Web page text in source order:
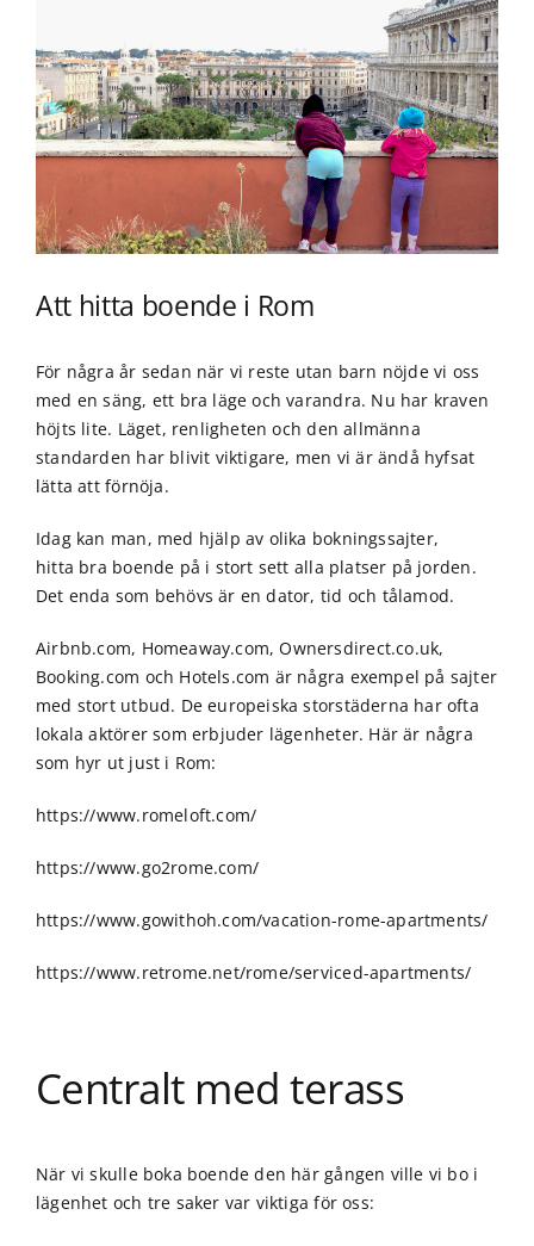
Att hitta boende i Rom
För några år sedan när vi reste utan barn nöjde vi oss
med en säng, ett bra läge och varandra. Nu har kraven
höjts lite. Läget, renligheten och den allmänna
standarden har blivit viktigare, men vi är ändå hyfsat
lätta att förnöja.
Idag kan man, med hjälp av olika bokningssajter,
hitta bra boende på i stort sett alla platser på jorden.
Det enda som behövs är en dator, tid och tålamod.
Airbnb.com, Homeaway.com, Ownersdirect.co.uk,
Booking.com och Hotels.com är några exempel på sajter
med stort utbud. De europeiska storstäderna har ofta
lokala aktörer som erbjuder lägenheter. Här är några
som hyr ut just i Rom:
https://www.romeloft.com/
https://www.go2rome.com/
https://www.gowithoh.com/vacation-rome-apartments/
https://www.retrome.net/rome/serviced-apartments/
Centralt med terass
När vi skulle boka boende den här gången ville vi bo i
lägenhet och tre saker var viktiga för oss: